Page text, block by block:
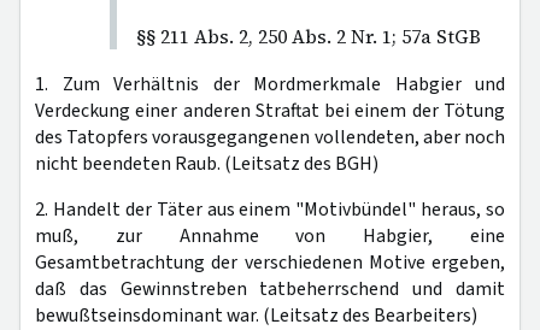
§§ 211 Abs. 2, 250 Abs. 2 Nr. 1; 57a StGB
1. Zum Verhältnis der Mordmerkmale Habgier und
Verdeckung einer anderen Straftat bei einem der Tötung
des Tatopfers vorausgegangenen vollendeten, aber noch
nicht beendeten Raub. (Leitsatz des BGH)
2. Handelt der Täter aus einem "Motivbündel" heraus, so
muß, zur Annahme von Habgier, eine
Gesamtbetrachtung der verschiedenen Motive ergeben,
daß das Gewinnstreben tatbeherrschend und damit
bewußtseinsdominant war. (Leitsatz des Bearbeiters)